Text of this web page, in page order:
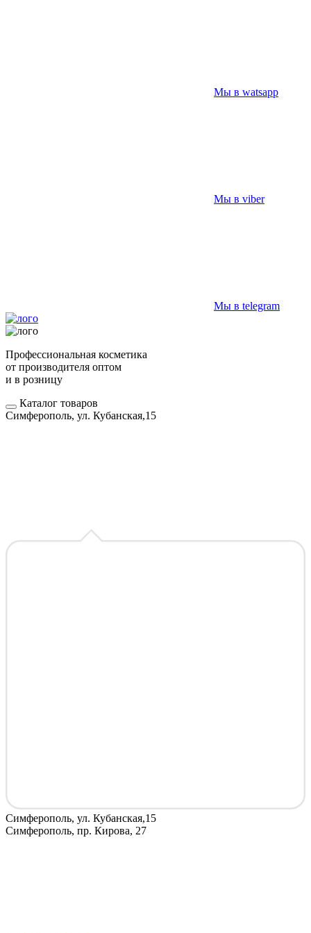
Мы в watsapp
Мы в viber
Мы в telegram
Профессиональная косметика
от производителя оптом
и в розницу
Каталог товаров
Симферополь, ул. Кубанская,15
Симферополь, ул. Кубанская,15
Симферополь, пр. Кирова, 27